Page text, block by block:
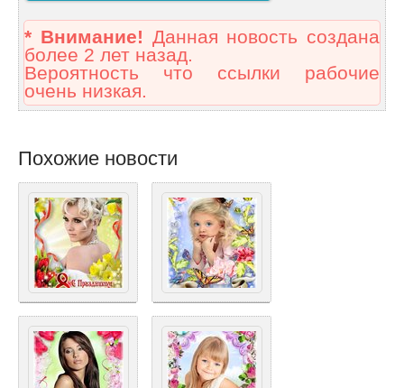
* Внимание! Данная новость создана
более 2 лет назад.
Вероятность что ссылки рабочие
очень низкая.
Похожие новости